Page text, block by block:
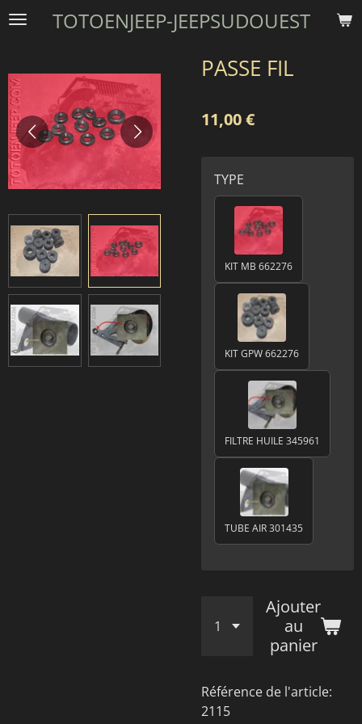
Passer
principal
TOTOENJEEP-JEEPSUDOUEST
PASSE FIL
11,00 €
TYPE
KIT MB 662276
KIT GPW 662276
FILTRE HUILE 345961
TUBE AIR 301435
Ajouter
au
panier
Référence de l'article:
2115